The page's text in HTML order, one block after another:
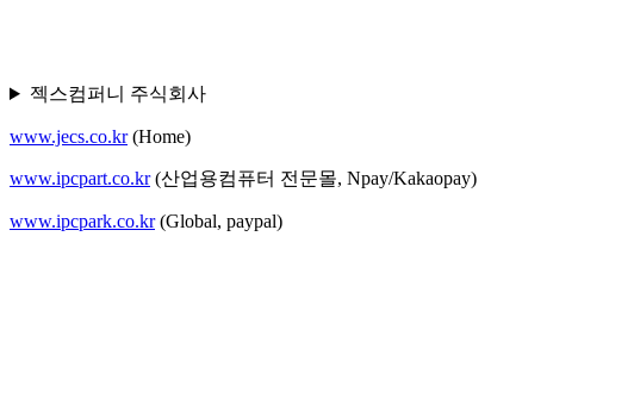
젝스컴퍼니 주식회사
www.jecs.co.kr(Home)
www.ipcpart.co.kr(산업용컴퓨터 전문몰, Npay/Kakaopay)
www.ipcpark.co.kr(Global, paypal)